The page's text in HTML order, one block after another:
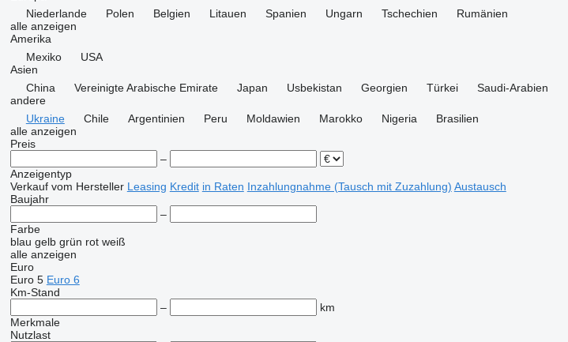
Niederlande
Polen Belgien Litauen Spanien Ungarn Tschechien
Rumänien
alle anzeigen
Amerika
Mexiko
USA
Asien
China
Vereinigte Arabische Emirate Japan Usbekistan Georgien Türkei
Saudi-Arabien
andere
Ukraine
Chile Argentinien Peru Moldawien Marokko Nigeria
Brasilien
alle anzeigen
Preis
–
Anzeigentyp
Verkauf vom Hersteller Leasing Kredit in Raten Inzahlungnahme (Tausch mit Zuzahlung) Austausch
Baujahr
–
Farbe
blau gelb grün rot weiß
alle anzeigen
Euro
Euro 5 Euro 6
Km-Stand
–
km
Merkmale
Nutzlast